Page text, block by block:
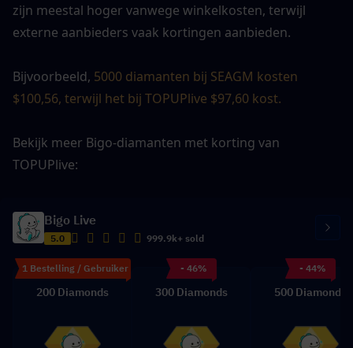
zijn meestal hoger vanwege winkelkosten, terwijl
externe aanbieders vaak kortingen aanbieden.
Bijvoorbeeld, 5000 diamanten bij SEAGM kosten
$100,56, terwijl het bij TOPUPlive $97,60 kost.
Bekijk meer Bigo-diamanten met korting van
TOPUPlive:
Bigo Live
5.0 999.9k+ sold
1 Bestelling / Gebruiker
200 Diamonds
- 46%
300 Diamonds
- 44%
500 Diamonds